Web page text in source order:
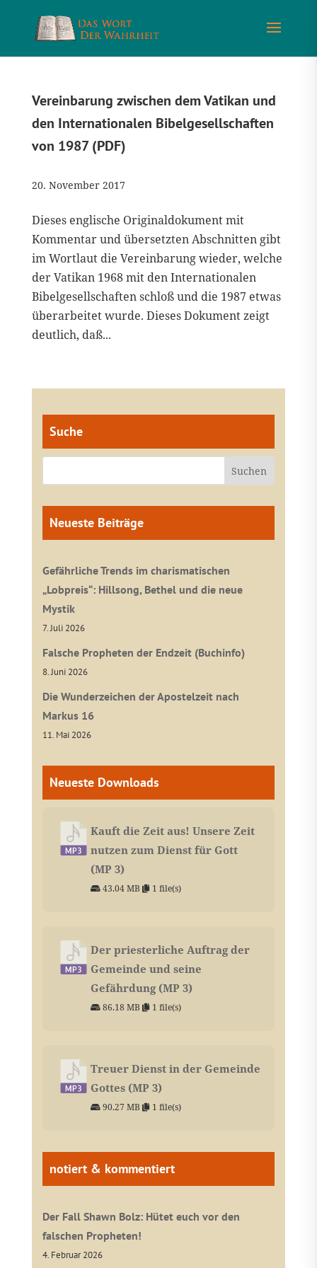
Vereinbarung zwischen dem Vatikan und
den Internationalen Bibelgesellschaften
von 1987 (PDF)
20. November 2017
Dieses englische Originaldokument mit
Kommentar und übersetzten Abschnitten gibt
im Wortlaut die Vereinbarung wieder, welche
der Vatikan 1968 mit den Internationalen
Bibelgesellschaften schloß und die 1987 etwas
überarbeitet wurde. Dieses Dokument zeigt
deutlich, daß...
Suche
Neueste Beiträge
Gefährliche Trends im charismatischen
„Lobpreis“: Hillsong, Bethel und die neue
Mystik
7. Juli 2026
Falsche Propheten der Endzeit (Buchinfo)
8. Juni 2026
Die Wunderzeichen der Apostelzeit nach
Markus 16
11. Mai 2026
Neueste Downloads
Kauft die Zeit aus! Unsere Zeit
nutzen zum Dienst für Gott
(MP 3)
43.04 MB 1 file(s)
Der priesterliche Auftrag der
Gemeinde und seine
Gefährdung (MP 3)
86.18 MB 1 file(s)
Treuer Dienst in der Gemeinde
Gottes (MP 3)
90.27 MB 1 file(s)
notiert & kommentiert
Der Fall Shawn Bolz: Hütet euch vor den
falschen Propheten!
4. Februar 2026